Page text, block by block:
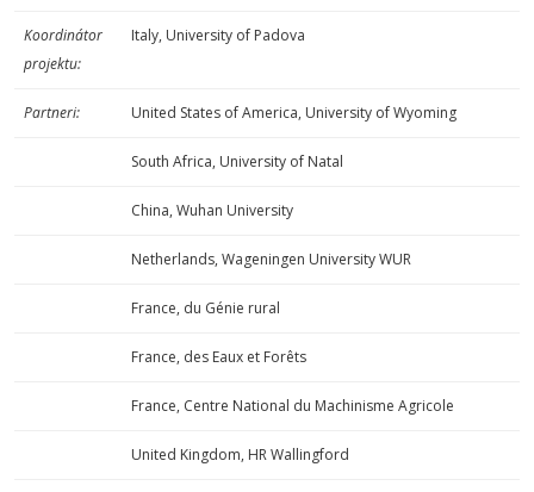
Koordinátor
projektu:
Italy, University of Padova
Partneri: United States of America, University of Wyoming
South Africa, University of Natal
China, Wuhan University
Netherlands, Wageningen University WUR
France, du Génie rural
France, des Eaux et Forêts
France, Centre National du Machinisme Agricole
United Kingdom, HR Wallingford